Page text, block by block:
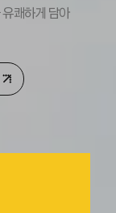
쾌하게 담아